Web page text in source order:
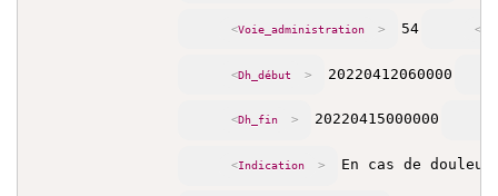
<Voie_administration > 54 </
<Dh_début > 20220412060000
<Dh_fin > 20220415000000
<Indication > En cas de douleur